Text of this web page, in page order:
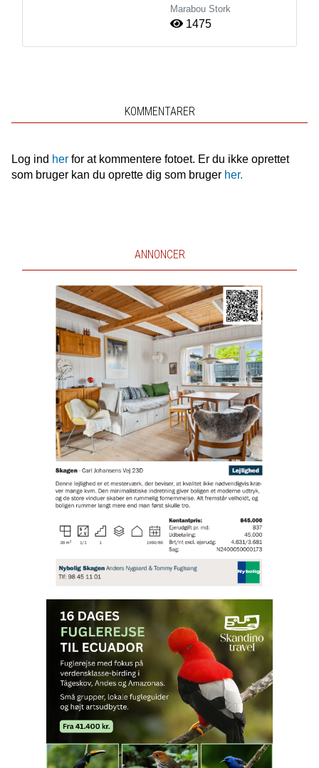
Marabou Stork
1475
KOMMENTARER
Log ind herfor at kommentere fotoet. Er du ikke oprettet
som bruger kan du oprette dig som bruger her.
ANNONCER